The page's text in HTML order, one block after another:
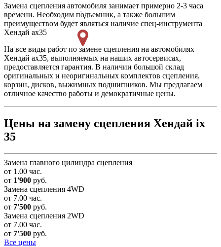
Замена сцепления автомобиля занимает примерно 2-3 часа
времени. Необходим подъемник, а также большим
преимуществом будет являться наличие спец-инструмента
Хендай ах35
На все виды работ по замене сцепления на автомобилях
Хендай ах35, выполняемых на наших автосервисах,
предоставляется гарантия. В наличии большой склад
оригинальных и неоригинальных комплектов сцепления,
корзин, дисков, выжимных подшипников. Мы предлагаем
отличное качество работы и демократичные цены.
Цены на замену сцепления Хендай ix
35
Замена главного цилиндра сцепления
от 1.00 час.
от 1'900 руб.
Замена сцепления 4WD
от 7.00 час.
от 7'500 руб.
Замена сцепления 2WD
от 7.00 час.
от 7'500 руб.
Все цены